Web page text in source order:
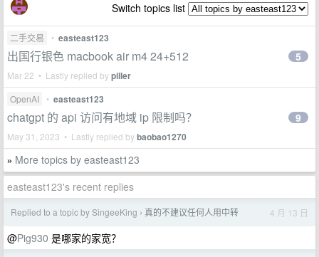
Switch topics list
二手交易 • easteast123
出国行银色 macbook air m4 24+512
Mar 22 • Lastly replied bypiller
5
OpenAI • easteast123
chatgpt 的 api 访问有地域 ip 限制吗？
May 31, 2023 • Lastly replied bybaobao1270
9
» More topics by easteast123
easteast123's recent replies
Replied to a topic by SingeeKing › 真的不建议任何人用中转 4 月 13 日
@Pig930 是哪家的家宽？